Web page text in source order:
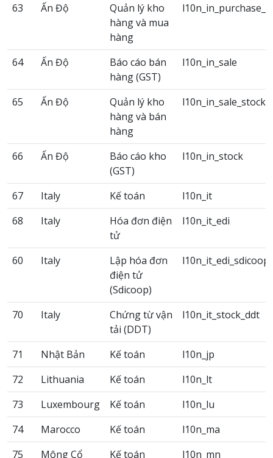
63 Ấn Độ
Quản lý kho
hàng và mua
hàng
64 Ấn Độ
Báo cáo bán
hàng (GST)
l10n_in_sale
65 Ấn Độ
Quản lý kho
hàng và bán
hàng
l10n_in_sale_stock
66 Ấn Độ
Báo cáo kho
(GST)
l10n_in_stock
67 Italy Kế toán
l10n_it
68
Italy
Hóa đơn điện
tử
l10n_it_edi
60 Italy
Lập hóa đơn
điện tử
(Sdicoop)
l10n_it_edi_sdicoop
70 Italy
Chứng từ vận
tải (DDT)
l10n_it_stock_ddt
71 Nhật Bản Kế toán
l10n_jp
72
Lithuania Kế toán
l10n_lt
73
Luxembourg Kế toán
l10n_lu
74
Marocco Kế toán
l10n_ma
75
Mông Cổ Kế toán
l10n_mn